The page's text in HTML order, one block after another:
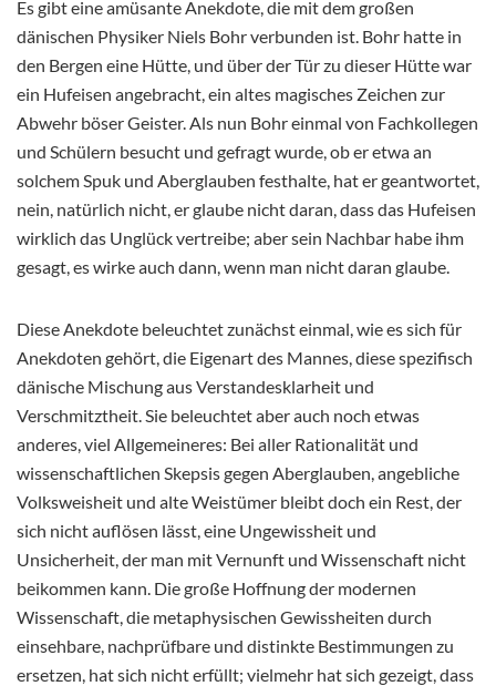
Es gibt eine amüsante Anekdote, die mit dem großen
dänischen Physiker Niels Bohr verbunden ist. Bohr hatte in
den Bergen eine Hütte, und über der Tür zu dieser Hütte war
ein Hufeisen angebracht, ein altes magisches Zeichen zur
Abwehr böser Geister. Als nun Bohr einmal von Fachkollegen
und Schülern besucht und gefragt wurde, ob er etwa an
solchem Spuk und Aberglauben festhalte, hat er geantwortet,
nein, natürlich nicht, er glaube nicht daran, dass das Hufeisen
wirklich das Unglück vertreibe; aber sein Nachbar habe ihm
gesagt, es wirke auch dann, wenn man nicht daran glaube.
Diese Anekdote beleuchtet zunächst einmal, wie es sich für
Anekdoten gehört, die Eigenart des Mannes, diese spezifisch
dänische Mischung aus Verstandesklarheit und
Verschmitztheit. Sie beleuchtet aber auch noch etwas
anderes, viel Allgemeineres: Bei aller Rationalität und
wissenschaftlichen Skepsis gegen Aberglauben, angebliche
Volksweisheit und alte Weistümer bleibt doch ein Rest, der
sich nicht auflösen lässt, eine Ungewissheit und
Unsicherheit, der man mit Vernunft und Wissenschaft nicht
beikommen kann. Die große Hoffnung der modernen
Wissenschaft, die metaphysischen Gewissheiten durch
einsehbare, nachprüfbare und distinkte Bestimmungen zu
ersetzen, hat sich nicht erfüllt; vielmehr hat sich gezeigt, dass